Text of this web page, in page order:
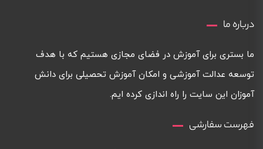
درباره ما
ما بستری برای آموزش در فضای مجازی هستیم که با هدف
توسعه عدالت آموزشی و امکان آموزش تحصیلی برای دانش
آموزان این سایت را راه اندازی کرده ایم.
فهرست سفارشی